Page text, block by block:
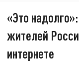
«Это
жителей
интернете